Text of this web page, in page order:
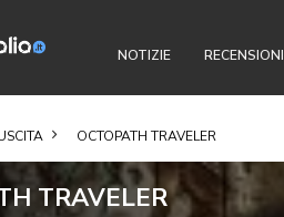
NOTIZIE RECENSIONI
OCTOPATH TRAVELER
TRAVELER